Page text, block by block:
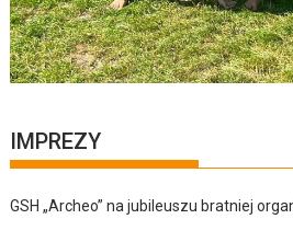
IMPREZY
GSH „Archeo” na jubileuszu bratniej